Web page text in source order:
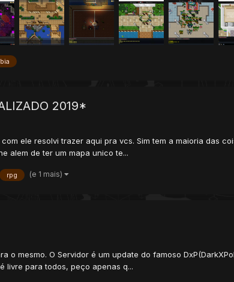
2019*
ele resolvi trazer aqui pra vcs. Sim tem a maioria das
alem de ter um mapa unico te...
rpg (e 1 mais)
mesmo. O Servidor é um update do famoso
livre para todos, peço apenas q...